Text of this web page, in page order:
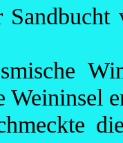
Weininsel